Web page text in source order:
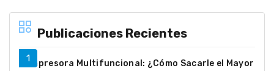
Publicaciones Recientes
Impresora Multifuncional: ¿Cómo Sacarle el Mayor